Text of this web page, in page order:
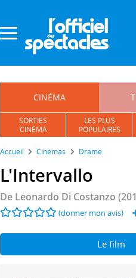
CINÉMA
SORTIES
CINÉMA
LES PLUS
POPULAIRES
Accueil Cinémas Drame
L'Intervallo
De Leonardo Di Costanzo
(donner mon avis)
Le film